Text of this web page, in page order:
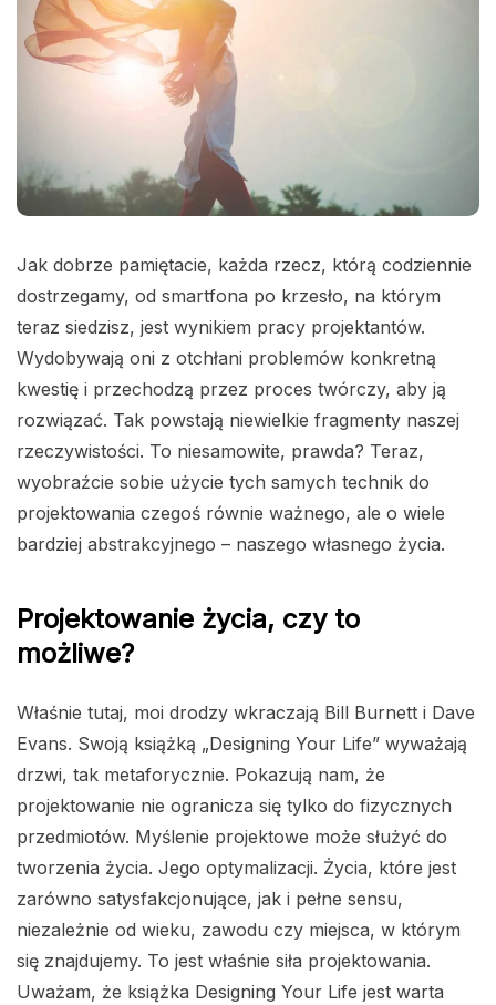
Jak dobrze pamiętacie, każda rzecz, którą codziennie
dostrzegamy, od smartfona po krzesło, na którym
teraz siedzisz, jest wynikiem pracy projektantów.
Wydobywają oni z otchłani problemów konkretną
kwestię i przechodzą przez proces twórczy, aby ją
rozwiązać. Tak powstają niewielkie fragmenty naszej
rzeczywistości. To niesamowite, prawda? Teraz,
wyobraźcie sobie użycie tych samych technik do
projektowania czegoś równie ważnego, ale o wiele
bardziej abstrakcyjnego – naszego własnego życia.
Projektowanie życia, czy to
możliwe?
Właśnie tutaj, moi drodzy wkraczają Bill Burnett i Dave
Evans. Swoją książką „Designing Your Life” wyważają
drzwi, tak metaforycznie. Pokazują nam, że
projektowanie nie ogranicza się tylko do fizycznych
przedmiotów. Myślenie projektowe może służyć do
tworzenia życia. Jego optymalizacji. Życia, które jest
zarówno satysfakcjonujące, jak i pełne sensu,
niezależnie od wieku, zawodu czy miejsca, w którym
się znajdujemy. To jest właśnie siła projektowania.
Uważam, że książka Designing Your Life jest warta